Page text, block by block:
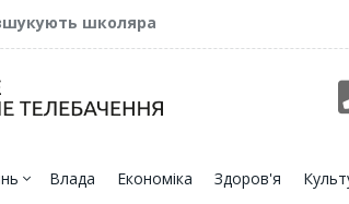
школяра
Влада Економіка Здоров'я